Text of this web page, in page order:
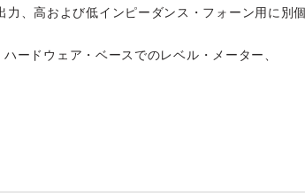
力、高および低インピーダンス・フォーン用に別
ードウェア・ベースでのレベル・メーター、